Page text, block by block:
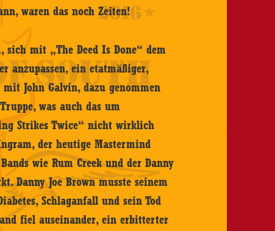
waren das noch Zeiten!
sich mit „The Deed Is Done“ dem
anzupassen, ein etatmäßiger,
John Galvin, dazu genommen
was auch das um
Strikes Twice“ nicht wirklich
der heutige Mastermind
wie Rum Creek und der Danny
Danny Joe Brown musste seinem
Schlaganfall und sein Tod
fiel auseinander, ein erbitterter